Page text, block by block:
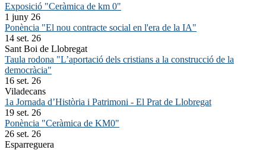
Exposició "Ceràmica de km 0"
1 juny 26
Ponència "El nou contracte social en l'era de la IA"
14 set. 26
Sant Boi de Llobregat
Taula rodona "L’aportació dels cristians a la construcció de la
democràcia"
16 set. 26
Viladecans
1a Jornada d’Història i Patrimoni - El Prat de Llobregat
19 set. 26
Ponència "Ceràmica de KM0"
26 set. 26
Esparreguera